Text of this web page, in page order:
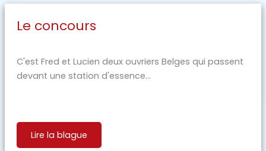
Le concours
C'est Fred et Lucien deux ouvriers Belges qui passent
devant une station d'essence...
Lire la blague